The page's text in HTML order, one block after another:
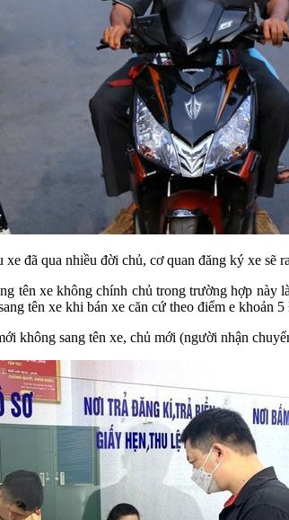
đã qua nhiều đời chủ, cơ quan đăng ký xe sẽ
tên xe không chính chủ trong trường hợp
tên xe khi bán xe căn cứ theo điểm e
không sang tên xe, chủ mới (người nhận